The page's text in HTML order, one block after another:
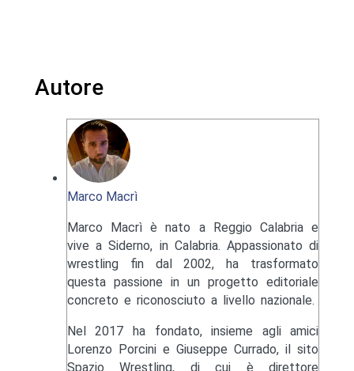
Autore
Marco Macrì
Marco Macrì è nato a Reggio Calabria e
vive a Siderno, in Calabria. Appassionato di
wrestling fin dal 2002, ha trasformato
questa passione in un progetto editoriale
concreto e riconosciuto a livello nazionale.
Nel 2017 ha fondato, insieme agli amici
Lorenzo Porcini e Giuseppe Currado, il sito
Spazio Wrestling, di cui è direttore